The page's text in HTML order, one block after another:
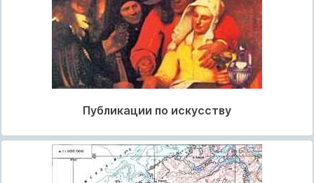
Публикации по искусству